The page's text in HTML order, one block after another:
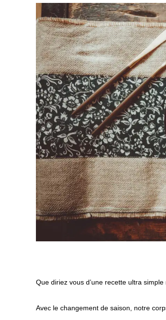
Que diriez vous d’une recette ultra
Avec le changement de saison, notre